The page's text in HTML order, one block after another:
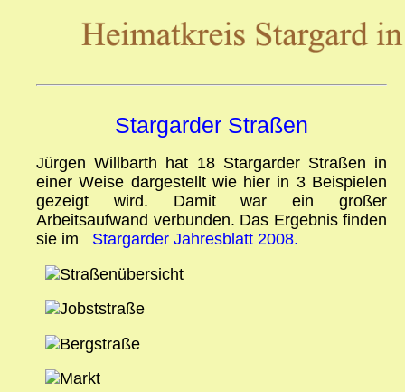
Stargarder Straßen
Jürgen Willbarth hat 18 Stargarder Straßen in
einer Weise dargestellt wie hier in 3 Beispielen
gezeigt wird. Damit war ein großer
Arbeitsaufwand verbunden. Das Ergebnis finden
sie im
Stargarder Jahresblatt 2008.